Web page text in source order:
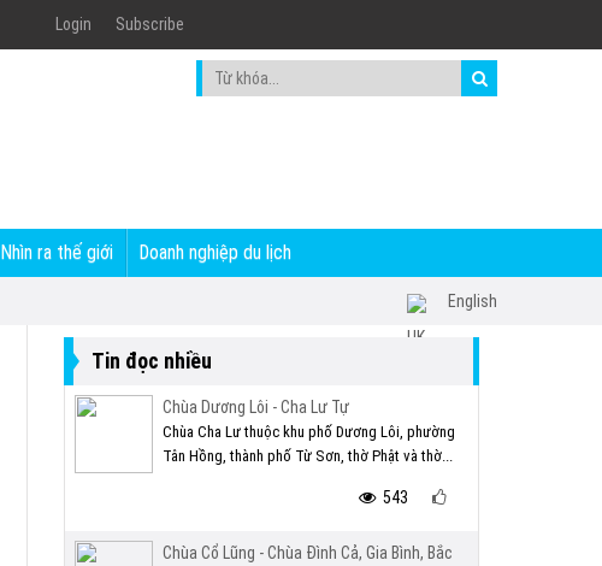
Login Subscribe
Nhìn ra thế giới Doanh nghiệp du lịch
English
Tin đọc nhiều
Chùa Dương Lôi - Cha Lư Tự
Chùa Cha Lư thuộc khu phố Dương Lôi, phường
Tân Hồng, thành phố Từ Sơn, thờ Phật và thờ...
543
Chùa Cổ Lũng - Chùa Đình Cả, Gia Bình, Bắc